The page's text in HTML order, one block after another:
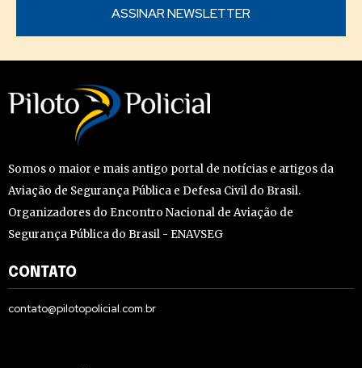
Somos o maior e mais antigo portal de notícias e artigos da
Aviação de Segurança Pública e Defesa Civil do Brasil.
Organizadores do Encontro Nacional de Aviação de
Segurança Pública do Brasil - ENAVSEG
CONTATO
contato@pilotopolicial.com.br